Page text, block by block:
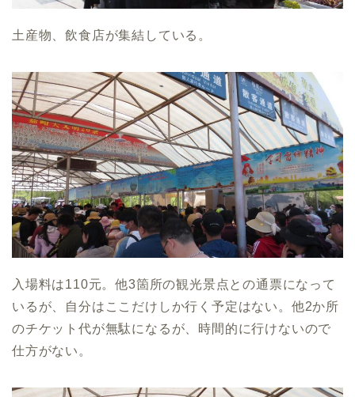
土産物、飲食店が集結している。
入場料は110元。他3箇所の観光景点との通票になって
いるが、自分はここだけしか行く予定はない。他2か所
のチケット代が無駄になるが、時間的に行けないので
仕方がない。